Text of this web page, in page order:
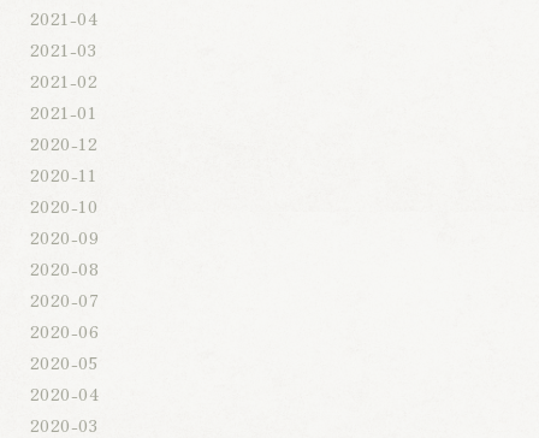
2021-04
2021-03
2021-02
2021-01
2020-12
2020-11
2020-10
2020-09
2020-08
2020-07
2020-06
2020-05
2020-04
2020-03